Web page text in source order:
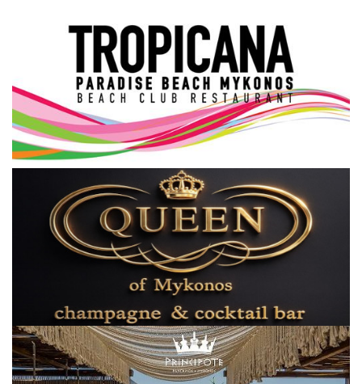
Σεβασμιώτατος Δωρόθεος Β’
Cost Of Living Crisis
Opinion + Analysis
L’Art des Sens
Local Elections 2023
About